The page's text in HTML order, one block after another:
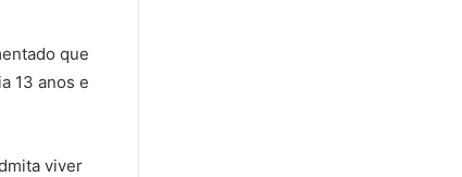
que
13 anos e
viver